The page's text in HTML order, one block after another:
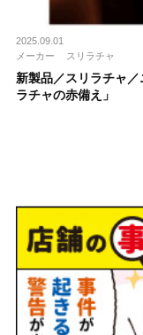
2025.09.01
メーカー
スリラチャ
新製品／スリラチャ
ラチャの赤備え」